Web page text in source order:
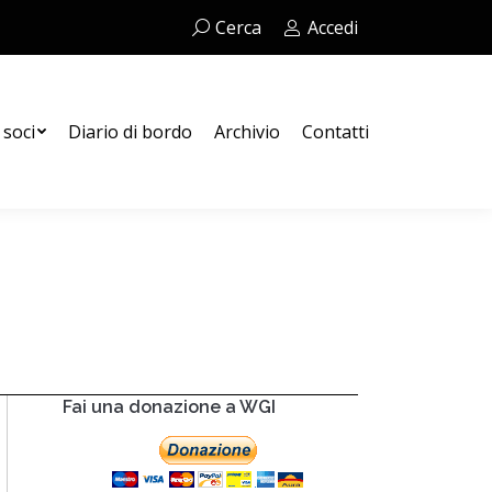
Cerca:Cerca Accedi
Diario di bordo Archivio Contatti
Fai una donazione a WGI
Contatti